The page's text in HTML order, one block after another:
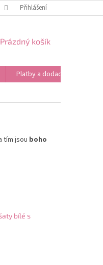
OCHRANY OSOBNÍCH ÚDAJŮ
Přihlášení
NÁKUPNÍ
Prázdný košík
Platby a dodací podmínky
tím jsou boho
bílé s